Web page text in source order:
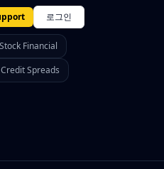
로그인
Financial
Credit Spreads